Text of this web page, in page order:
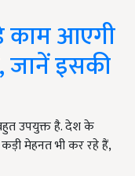
काम आएगी
जानें इसकी
उपयुक्त है. देश के
मेहनत भी कर रहे हैं,